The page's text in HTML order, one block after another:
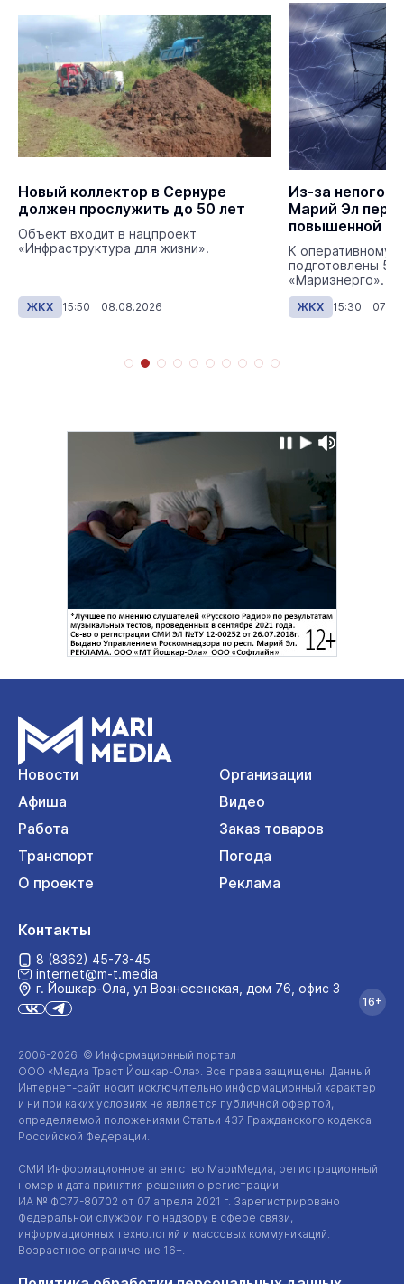
Новый коллектор в Сернуре
должен прослужить до 50 лет
Объект входит в нацпроект
«Инфраструктура для жизни».
ЖКХ 15:50 08.08.2026
Из-за
Марий Эл
повышенной
К оперативному
подготовлены 57
«Мариэнерго».
ЖКХ 15:30
Новости
Организации
Афиша
Видео
Работа
Заказ товаров
Транспорт
Погода
О проекте
Реклама
2006-2026 © Информационный портал
ООО «Медиа Траст Йошкар-Ола». Все права защищены. Данный
Интернет-сайт носит исключительно информационный характер
и ни при каких условиях не является публичной офертой,
определяемой положениями Статьи 437 Гражданского кодекса
Российской Федерации.
СМИ Информационное агентство МариМедиа, регистрационный
номер и дата принятия решения о регистрации —
ИА № ФС77-80702 от 07 апреля 2021 г. Зарегистрировано
Федеральной службой по надзору в сфере связи,
информационных технологий и массовых коммуникаций.
Возрастное ограничение 16+.
Контакты
8 (8362) 45-73-45
internet@m-t.media
г. Йошкар‑Ола, ул Вознесенская, дом 76, офис 3
16+